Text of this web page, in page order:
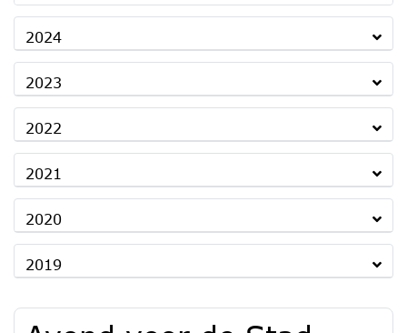
2024
2023
2022
2021
2020
2019